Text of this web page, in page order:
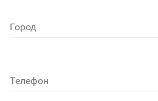
Город
Телефон